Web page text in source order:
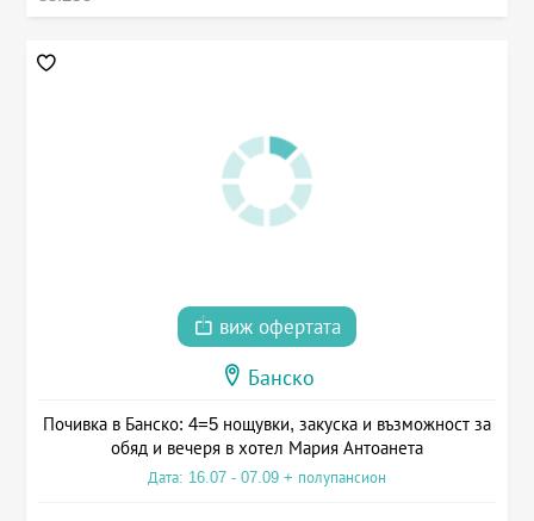
виж офертата
Банско
Почивка в Банско: 4=5 нощувки, закуска и възможност за
обяд и вечеря в хотел Мария Антоанета
Дата: 16.07 - 07.09 + полупансион